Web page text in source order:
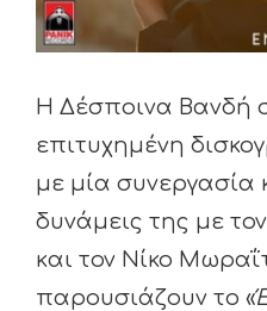
Η Δέσποινα Βανδή
επιτυχημένη
με μία συνεργασία
δυνάμεις της με
και τον Νίκο
παρουσιάζουν το «